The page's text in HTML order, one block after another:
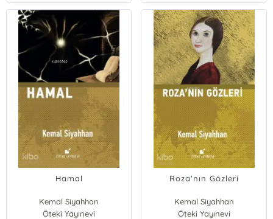
Hamal
Kemal Siyahhan
Öteki Yayınevi
Roza'nın Gözleri
Kemal Siyahhan
Öteki Yayınevi